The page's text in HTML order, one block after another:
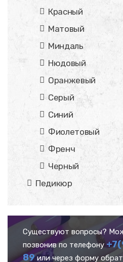
Красный
Матовый
Миндаль
Нюдовый
Оранжевый
Серый
Синий
Фиолетовый
Френч
Черный
Педикюр
Существуют вопросы?
позвонив по телефону
89 или через форму